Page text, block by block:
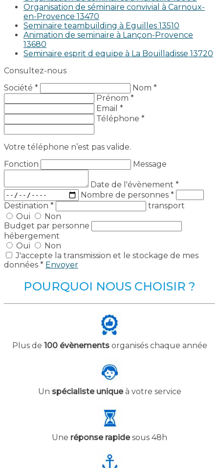
Organisation de séminaire convivial à Carnoux-
en-Provence 13470
Seminaire teambuilding à Eguilles 13510
Animation de seminaire à Lançon-Provence
13680
Seminaire esprit d equipe à La Bouilladisse 13720
Consultez-nous
Société *
Nom *
Prénom *
Email *
Téléphone *
Votre téléphone n’est pas valide.
Fonction
Message
Date de l'évènement *
Nombre de personnes *
Destination *
transport
Oui
Non
Budget par personne
hébergement
Oui
Non
J'accepte la transmission et le stockage de mes
données * Envoyer
POURQUOI NOUS CHOISIR ?
Plus de 100 évènementsorganisés chaque année
Un spécialiste uniqueà votre service
Une réponse rapidesous 48h